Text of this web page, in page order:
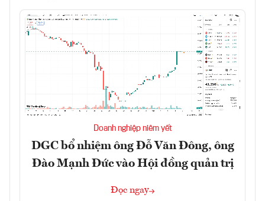
Doanh nghiệp niêm yết
DGC bổ nhiệm ông Đỗ Văn Đông, ông
Đào Mạnh Đức vào Hội đồng quản trị
Đọc ngay